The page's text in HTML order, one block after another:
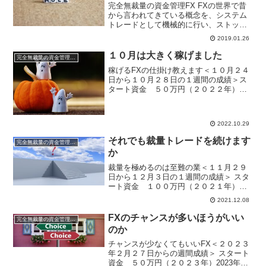
完全無裁量の資金管理FX FXの世界で昔
から言われてきている概念を、システム
トレードとして機械的に行い、ストップ
とリミットの値をきちんと計算し、損切
りが数回続いても破たんしないように資
金管理を徹底して行い、月単位年単位で
勝っていけるロジック...
2019.01.26
１０月は大きく稼げました
稼げるFXの仕掛け教えます＜１０月２４
日から１０月２８日の１週間の成績＞ス
タート資金 ５０万円（２０２２年）
2022.10.29
完全無裁量の資金管理FX
それでも裁量トレードを続けます
か
裁量を極めるのは至難の業＜１１月２９
日から１２月３日の１週間の成績＞ スタ
ート資金 １００万円（２０２１年）週
間利益 １４，４９４円 月間利
益 １４，４９４円 年間利益 ５
８８，４７６円 ※国内口座複利運用中損
切りが多かったです...
2021.12.08
完全無裁量の資金管理FX
FXのチャンスが多いほうがいい
のか
チャンスが少なくてもいいFX＜２０２３
年２月２７日からの週間成績＞ スタート
資金 ５０万円（２０２３年）2023年は